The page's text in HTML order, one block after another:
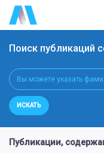
Поиск публикаций
ИСКАТЬ
Публикации,